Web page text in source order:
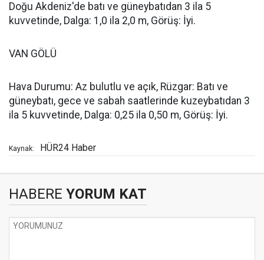
Doğu Akdeniz'de batı ve güneybatıdan 3 ila 5
kuvvetinde, Dalga: 1,0 ila 2,0 m, Görüş: İyi.
VAN GÖLÜ
Hava Durumu: Az bulutlu ve açık, Rüzgar: Batı ve
güneybatı, gece ve sabah saatlerinde kuzeybatıdan 3
ila 5 kuvvetinde, Dalga: 0,25 ila 0,50 m, Görüş: İyi.
Kaynak: HÜR24 Haber
HABERE YORUM KAT